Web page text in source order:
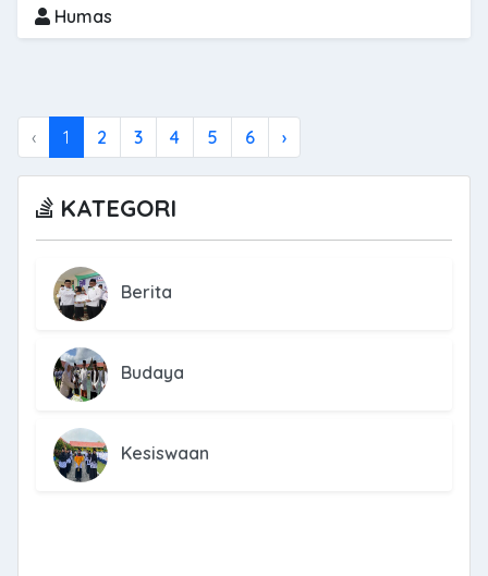
Humas
‹ 1 2 3 4 5 6 ›
KATEGORI
Berita
Budaya
Kesiswaan